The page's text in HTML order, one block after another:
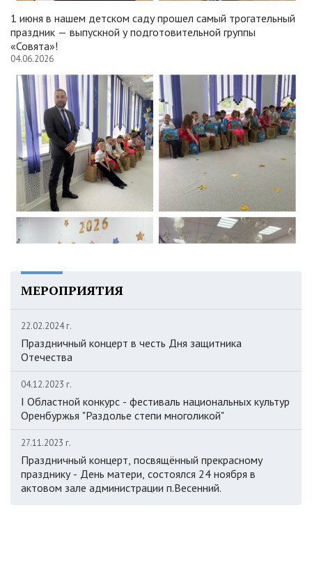
1 июня в нашем детском саду прошел самый трогательный
праздник — выпускной у подготовительной группы
«Совята»!
04.06.2026
МЕРОПРИЯТИЯ
22.02.2024 г.
Праздничный концерт в честь Дня защитника
Отечества
04.12.2023 г.
I Областной конкурс - фестиваль национальных культур
Оренбуржья "Раздолье степи многоликой"
27.11.2023 г.
Праздничный концерт, посвящённый прекрасному
празднику - День матери, состоялся 24 ноября в
актовом зале администрации п.Весенний.